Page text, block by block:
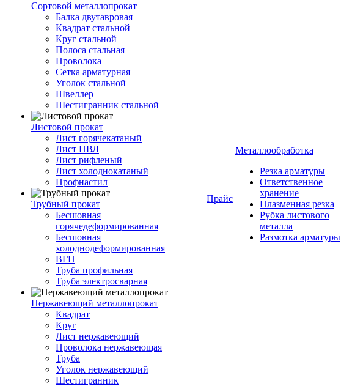
Сортовой металлопрокат
Балка двутавровая
Квадрат стальной
Круг стальной
Полоса стальная
Проволока
Сетка арматурная
Уголок стальной
Швеллер
Шестигранник стальной
Листовой прокат
Лист горячекатаный
Лист ПВЛ
Лист рифленый
Лист холоднокатаный
Профнастил
Трубный прокат
Бесшовная
горячедеформированная
Бесшовная
холоднодеформированная
ВГП
Труба профильная
Труба электросварная
Нержавеющий металлопрокат
Квадрат
Круг
Лист нержавеющий
Проволока нержавеющая
Труба
Уголок нержавеющий
Шестигранник
Прайс
Металлообработка
Резка арматуры
Ответственное
хранение
Плазменная резка
Рубка листового
металла
Размотка арматуры